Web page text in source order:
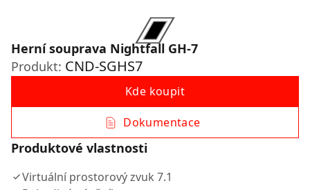
Herní souprava Nightfall GH-7
Produkt: CND-SGHS7
Kde koupit
Dokumentace
Produktové vlastnosti
Virtuální prostorový zvuk 7.1